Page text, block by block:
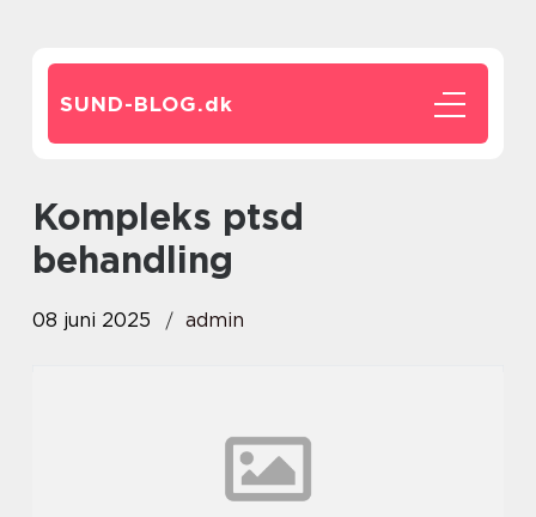
SUND-BLOG.dk
kompleks ptsd
behandling
08 juni 2025 admin